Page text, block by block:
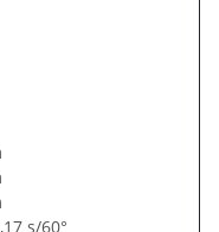
s/60°